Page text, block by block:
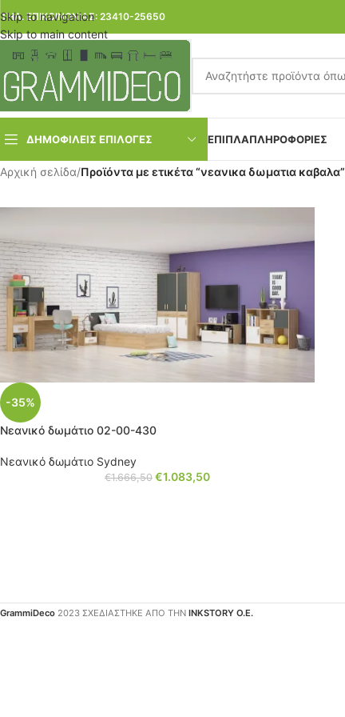
Skip to navigation
Skip to main content
ΤΗΛ. ΕΠΙΚΟΙΝΩΝΙΑΣ: 23410-25650
ΔΗΜΟΦΙΛΕΙΣ ΕΠΙΛΟΓΕΣ ΕΠΙΠΛΑΠΛΗΡΟΦΟΡΙΕΣ
Αρχική σελίδα/Προϊόντα με ετικέτα “νεανικα δωματια καβαλα”
-35%
Νεανικό δωμάτιο 02-00-430
Νεανικό δωμάτιο Sydney
€1.666,50 €1.083,50
GrammiDeco 2023 ΣΧΕΔΙΑΣΤΗΚΕ ΑΠΟ ΤΗΝ INKSTORY Ο.Ε.